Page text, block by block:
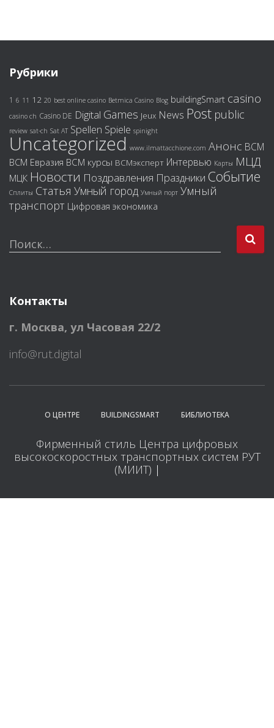
Рубрики
1 6 11 12 20 best online casino Betmica Casino Blog buildingSmart casino
casino ch Casino DE Digital Games Jeux News Post public
review sat-ch Sat AT Spellen Spiele spinight
Uncategorized www.ilmattacchione.com Анонс ВСМ
ВСМ Евразия ВСМ курсы ВСМэксперт Интервью Карты МЦД
МЦК Новости Поздравления Праздники Событие
Сплиты Статья Умный город Умный порт Умный
транспорт Цифровая экономика
Н
а
Поиск…
Контакты
г. Москва, ул Часовая 22/2
info@rut.digital
О ЦЕНТРЕ BUILDINGSMART БИБЛИОТЕКА
Фирменный стиль Центра цифровых
высокоскоростных транспортных систем РУТ
(МИИТ) |